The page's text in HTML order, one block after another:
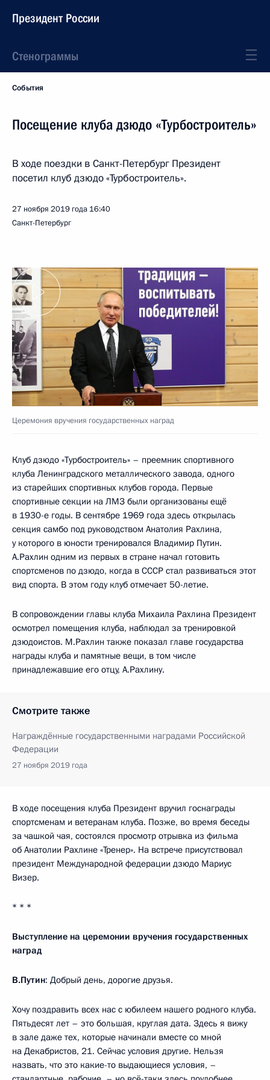
Президент России
Стенограммы
События
Посещение клуба дзюдо «Турбостроитель»
В ходе поездки в Санкт-Петербург Президент
посетил клуб дзюдо «Турбостроитель».
27 ноября 2019 года 16:40
Санкт-Петербург
Церемония вручения государственных наград
Клуб дзюдо «Турбостроитель» – преемник спортивного
клуба Ленинградского металлического завода, одного
из старейших спортивных клубов города. Первые
спортивные секции на ЛМЗ были организованы ещё
в 1930-е годы. В сентябре 1969 года здесь открылась
секция самбо под руководством Анатолия Рахлина,
у которого в юности тренировался Владимир Путин.
А.Рахлин одним из первых в стране начал готовить
спортсменов по дзюдо, когда в СССР стал развиваться этот
вид спорта. В этом году клуб отмечает 50-летие.
В сопровождении главы клуба Михаила Рахлина Президент
осмотрел помещения клуба, наблюдал за тренировкой
дзюдоистов. М.Рахлин также показал главе государства
награды клуба и памятные вещи, в том числе
принадлежавшие его отцу, А.Рахлину.
Смотрите также
Награждённые государственными наградами Российской
Федерации
27 ноября 2019 года
В ходе посещения клуба Президент вручил госнаграды
спортсменам и ветеранам клуба. Позже, во время беседы
за чашкой чая, состоялся просмотр отрывка из фильма
об Анатолии Рахлине «Тренер». На встрече присутствовал
президент Международной федерации дзюдо Мариус
Визер.
* * *
Выступление на церемонии вручения государственных
наград
В.Путин: Добрый день, дорогие друзья.
Хочу поздравить всех нас с юбилеем нашего родного клуба.
Пятьдесят лет – это большая, круглая дата. Здесь я вижу
в зале даже тех, которые начинали вместе со мной
на Декабристов, 21. Сейчас условия другие. Нельзя
назвать, что это какие-то выдающиеся условия, –